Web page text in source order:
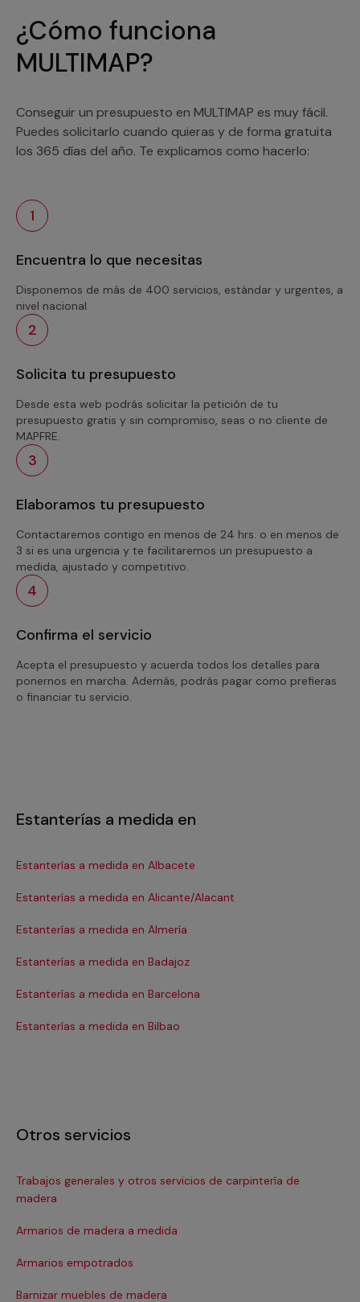
¿Cómo funciona
MULTIMAP?
Conseguir un presupuesto en MULTIMAP es muy fácil.
Puedes solicitarlo cuando quieras y de forma gratuita
los 365 días del año. Te explicamos como hacerlo:
1
Encuentra lo que necesitas
Disponemos de más de 400 servicios, estándar y urgentes, a
nivel nacional.
2
Solicita tu presupuesto
Desde esta web podrás solicitar la petición de tu
presupuesto gratis y sin compromiso, seas o no cliente de
MAPFRE.
3
Elaboramos tu presupuesto
Contactaremos contigo en menos de 24 hrs. o en menos de
3 si es una urgencia y te facilitaremos un presupuesto a
medida, ajustado y competitivo.
4
Confirma el servicio
Acepta el presupuesto y acuerda todos los detalles para
ponernos en marcha. Además, podrás pagar como prefieras
o financiar tu servicio.
Estanterías a medida en
Estanterías a medida en Albacete
Estanterías a medida en Alicante/Alacant
Estanterías a medida en Almería
Estanterías a medida en Badajoz
Estanterías a medida en Barcelona
Estanterías a medida en Bilbao
Otros servicios
Trabajos generales y otros servicios de carpintería de
madera
Armarios de madera a medida
Armarios empotrados
Barnizar muebles de madera